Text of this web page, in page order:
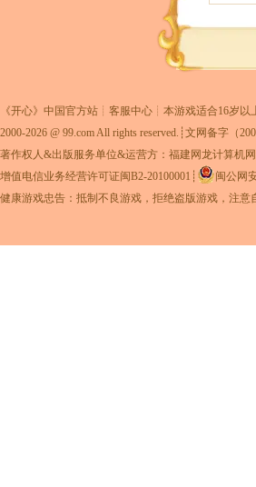
《开心》中国官方站┊ 客服中心 ┊本游戏适合16岁以
2000-2026 @ 99.comAll rights reserved.┊ 文网备字（
著作权人&出版服务单位&运营方：福建网龙计算机
增值电信业务经营许可证闽B2-20100001 ┊
闽公网
健康游戏忠告：抵制不良游戏，拒绝盗版游戏，注